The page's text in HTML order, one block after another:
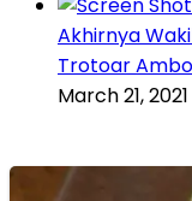
Akhirnya
Trotoar
March 21, 2021